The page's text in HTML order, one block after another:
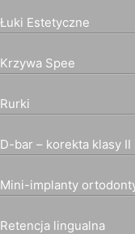
Łuki Estetyczne
Krzywa Spee
Rurki
D-bar – korekta klasy II
Mini-implanty
Retencja lingualna